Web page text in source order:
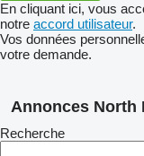
En cliquant ici, vous
notre accord utilisateur.
Vos données
votre demande.
Annonces North
Recherche